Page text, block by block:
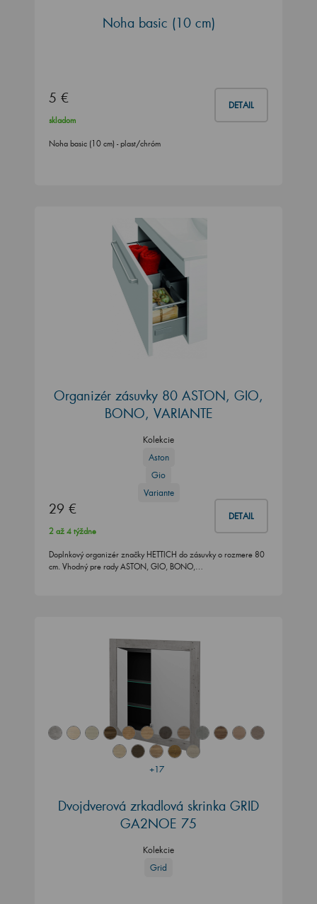
Noha basic (10 cm)
5 € DETAIL
skladom
Noha basic (10 cm) - plast/chróm
Organizér zásuvky 80 ASTON, GIO,
BONO, VARIANTE
Kolekcie
Aston
Gio
Variante
29 € DETAIL
2 až 4 týždne
Doplnkový organizér značky HETTICH do zásuvky o rozmere 80
cm. Vhodný pre rady ASTON, GIO, BONO,…
+17
Dvojdverová zrkadlová skrinka GRID
GA2NOE 75
Kolekcie
Grid